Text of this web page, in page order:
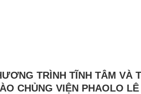
TRÌNH TĨNH TÂM VÀ
CHỦNG VIỆN PHAOLO